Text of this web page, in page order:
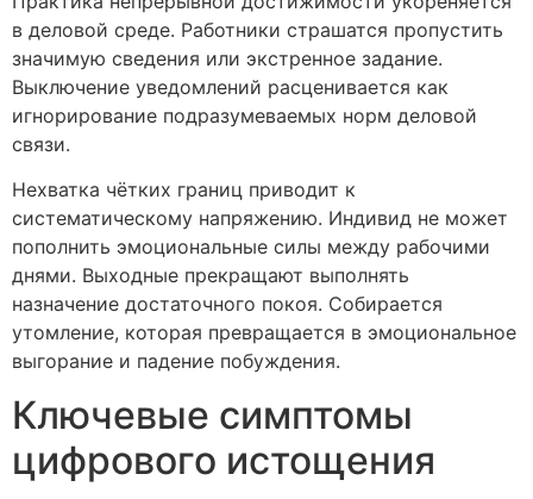
в деловой среде. Работники страшатся пропустить
значимую сведения или экстренное задание.
Выключение уведомлений расценивается как
игнорирование подразумеваемых норм деловой
связи.
Нехватка чётких границ приводит к
систематическому напряжению. Индивид не может
пополнить эмоциональные силы между рабочими
днями. Выходные прекращают выполнять
назначение достаточного покоя. Собирается
утомление, которая превращается в эмоциональное
выгорание и падение побуждения.
Ключевые симптомы
цифрового истощения